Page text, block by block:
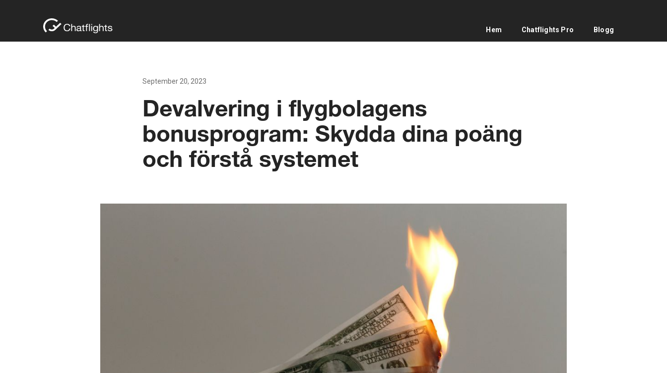
Hem Chatflights Pro Blogg
September 20, 2023
Devalvering i flygbolagens
bonusprogram: Skydda dina poäng
och förstå systemet